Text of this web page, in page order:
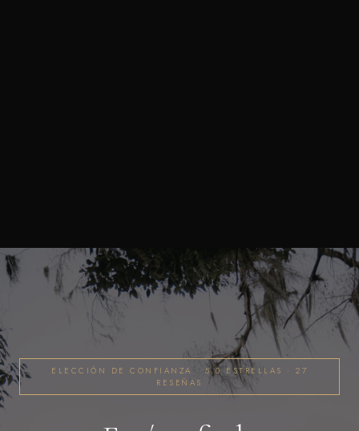
ELECCIÓN DE CONFIANZA · 5.0 ESTRELLAS · 27
RESEÑAS